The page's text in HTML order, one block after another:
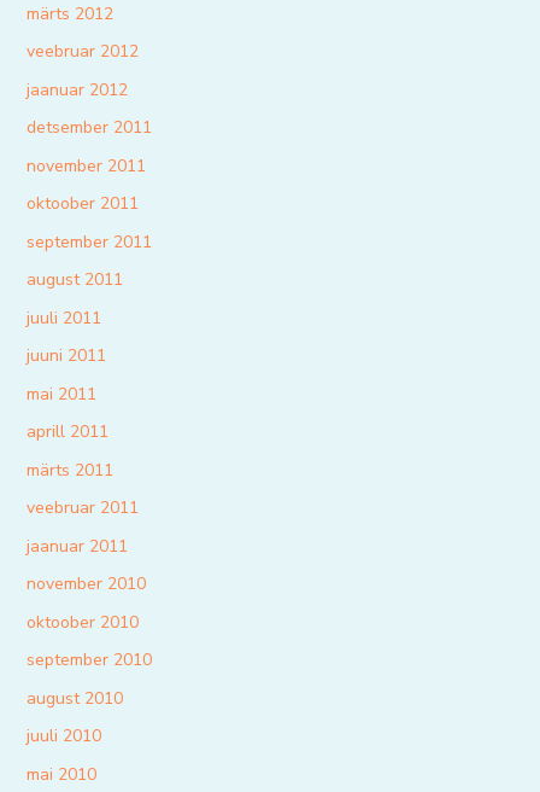
märts 2012
veebruar 2012
jaanuar 2012
detsember 2011
november 2011
oktoober 2011
september 2011
august 2011
juuli 2011
juuni 2011
mai 2011
aprill 2011
märts 2011
veebruar 2011
jaanuar 2011
november 2010
oktoober 2010
september 2010
august 2010
juuli 2010
mai 2010